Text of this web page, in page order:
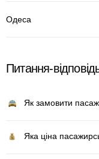
Одеса
Питання-
Як замовити
Яка ціна